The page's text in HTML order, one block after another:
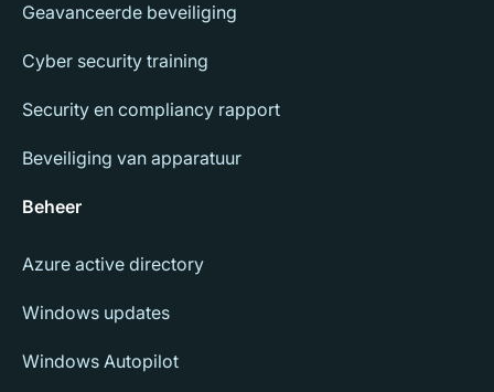
Geavanceerde beveiliging
Cyber security training
Security en compliancy rapport
Beveiliging van apparatuur
Beheer
Azure active directory
Windows updates
Windows Autopilot